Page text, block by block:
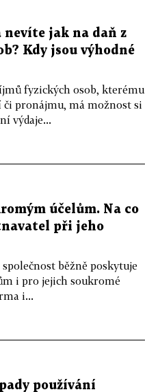
jak na daň z
Kdy jsou výhodné
fyzických osob, kterému
pronájmu, má možnost si
výdaje...
účelům. Na co
při jeho
běžně poskytuje
i pro jejich soukromé
i...
používání